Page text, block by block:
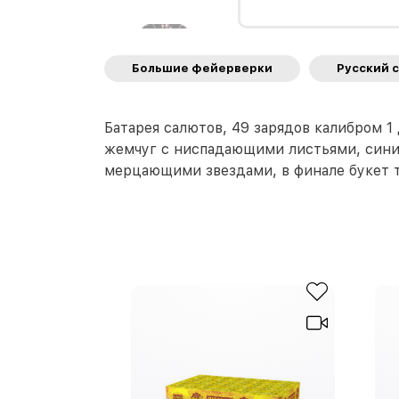
Большие фейерверки Русский
Батарея салютов, 49 зарядов
жемчуг с ниспадающими листьями,
мерцающими звездами, в финале